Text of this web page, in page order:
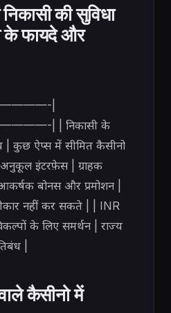
की सुविधा
के फायदे और
|
| | निकासी के
| कुछ ऐप्स में सीमित कैसीनो
इंटरफ़ेस | ग्राहक
बोनस और प्रमोशन |
नहीं कर सकते | | INR
के लिए समर्थन | राज्य
|
कैसीनो में